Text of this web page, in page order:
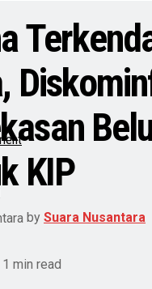
KIP
by Suara Nusantara
min read